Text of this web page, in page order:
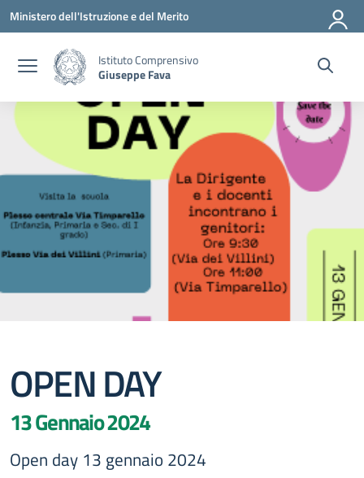
Vai ai contenuti
Vai al menu di navigazione
Vai al footer
Ministero dell'Istruzione e del Merito
Istituto Comprensivo
Giuseppe Fava
OPEN DAY
13 Gennaio 2024
Open day 13 gennaio 2024